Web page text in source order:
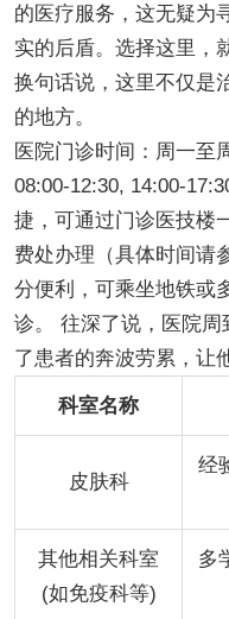
的医疗服务，这无疑为
实的后盾。选择这里，
换句话说，这里不仅是
的地方。
医院门诊时间：周一至
08:00-12:30, 14:00-
捷，可通过门诊医技楼
费处办理（具体时间请
分便利，可乘坐地铁或
诊。 往深了说，医院
了患者的奔波劳累，让
科室名称
皮肤科
经
其他相关科室
(如免疫科等)
多